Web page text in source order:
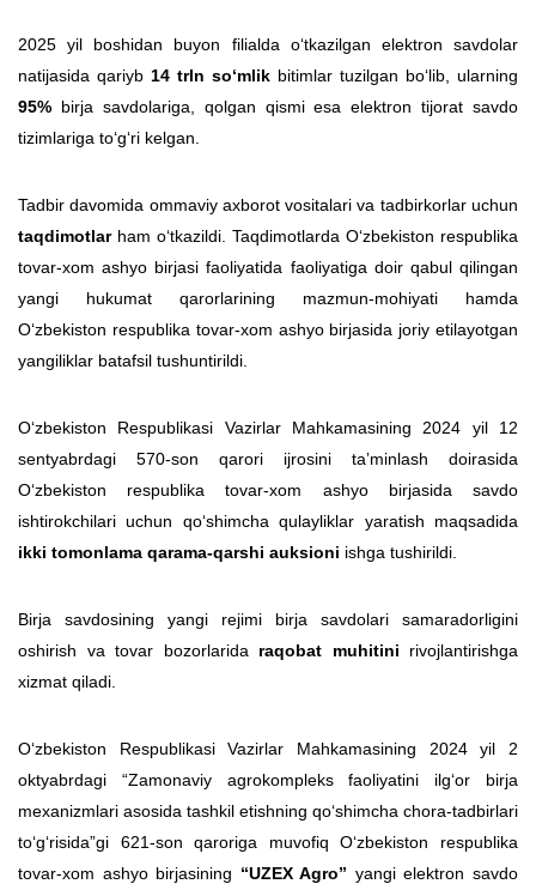
2025 yil boshidan buyon filialda o‘tkazilgan elektron savdolar
natijasida qariyb 14 trln so‘mlik bitimlar tuzilgan bo‘lib, ularning
95% birja savdolariga, qolgan qismi esa elektron tijorat savdo
tizimlariga to‘g‘ri kelgan.
Tadbir davomida ommaviy axborot vositalari va tadbirkorlar uchun
taqdimotlarham o‘tkazildi. Taqdimotlarda O‘zbekiston respublika
tovar-xom ashyo birjasi faoliyatida faoliyatiga doir qabul qilingan
yangi hukumat qarorlarining mazmun-mohiyati hamda
O‘zbekiston respublika tovar-xom ashyo birjasida joriy etilayotgan
yangiliklar batafsil tushuntirildi.
O‘zbekiston Respublikasi Vazirlar Mahkamasining 2024 yil 12
sentyabrdagi 570-son qarori ijrosini taʼminlash doirasida
O‘zbekiston respublika tovar-xom ashyo birjasida savdo
ishtirokchilari uchun qo‘shimcha qulayliklar yaratish maqsadida
ikki tomonlama qarama-qarshi auksioni ishga tushirildi.
Birja savdosining yangi rejimi birja savdolari samaradorligini
oshirish va tovar bozorlarida raqobat muhitini rivojlantirishga
xizmat qiladi.
O‘zbekiston Respublikasi Vazirlar Mahkamasining 2024 yil 2
oktyabrdagi “Zamonaviy agrokompleks faoliyatini ilg‘or birja
mexanizmlari asosida tashkil etishning qo‘shimcha chora-tadbirlari
to‘g‘risida”gi 621-son qaroriga muvofiq O‘zbekiston respublika
tovar-xom ashyo birjasining “UZEX Agro” yangi elektron savdo